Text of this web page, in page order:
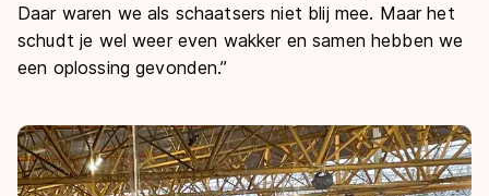
Daar waren we als schaatsers niet blij mee. Maar het
schudt je wel weer even wakker en samen hebben we
een oplossing gevonden.”